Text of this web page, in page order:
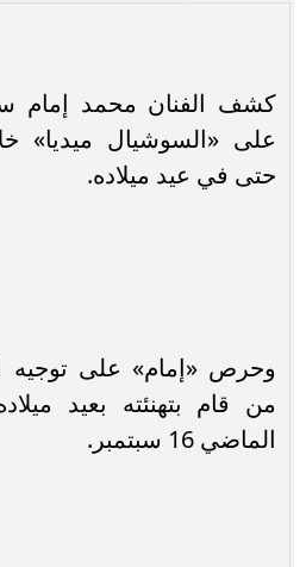
كشف الفنان محمد إمام
على «السوشيال ميديا»
حتى في عيد ميلاده.
وحرص «إمام» على توجيه
من قام بتهنئته بعيد
الماضي 16 سبتمبر.